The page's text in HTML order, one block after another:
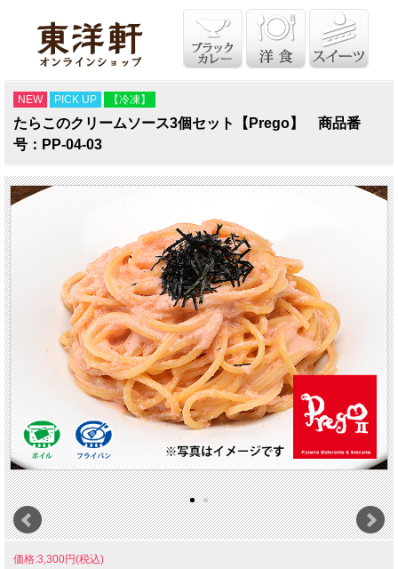
NEW PICK UP 【冷凍】
たらこのクリームソース3個セット【Prego】 商品番
号：PP-04-03
価格:3,300円(税込)